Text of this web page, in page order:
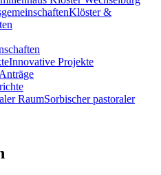
Klöster &
Innovative Projekte
Sorbischer pastoraler